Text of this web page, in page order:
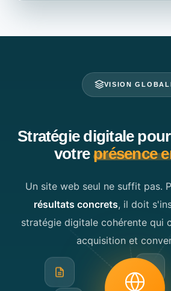
VISION
Stratégie digitale
votreprésence
Un site web seul ne suffit pas.
résultats concrets, il doit
stratégie digitale cohérente qui
acquisition et